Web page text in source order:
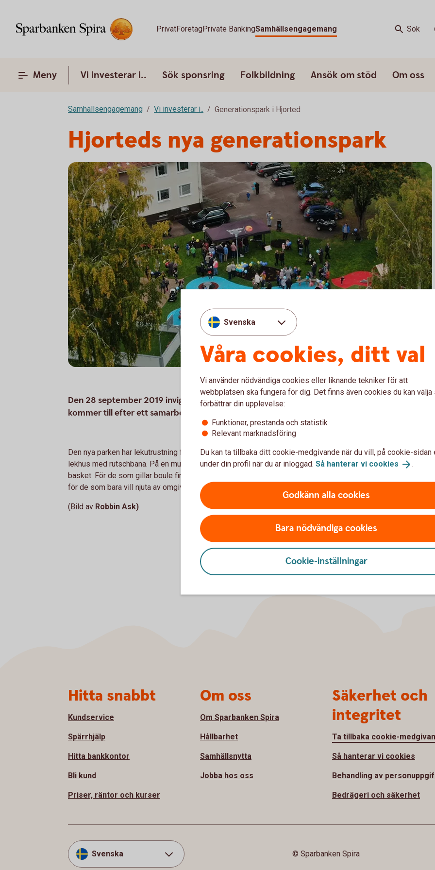
PrivatFöretagPrivate BankingSamhällsengagemang Sök
Meny Vi investerar i.. Sök sponsring Folkbildning Ansök om stöd Om oss
Samhällsengagemang Vi investerar i.. Generationspark i Hjorted
Hjorteds nya generationspark
Den 28 september 2019 invigdes den nya generationsparken i Hjorted! En park som
kommer till efter ett samarbete mellan Hjorted GOIF, Sparbanken och Västerviks kommun.
Den nya parken har lekutrustning för de minsta barnen - så som gungor, sandlåda och
lekhus med rutschbana. På en multiplan kan man även spela fotboll, innebandy och
basket. För de som gillar boule finns även en boulebana och ett lusthus med sittplatser
för de som bara vill njuta av omgivningen.
(Bild av Robbin Ask)
Svenska
Våra cookies, ditt val
Vi använder nödvändiga cookies eller liknande tekniker för att
webbplatsen ska fungera för dig. Det finns även cookies du kan välja
förbättrar din upplevelse:
Funktioner, prestanda och statistik
Relevant marknadsföring
Du kan ta tillbaka ditt cookie-medgivande när du vill, på cookie-sidan
under din profil när du är inloggad. Så hanterar vi cookies .
Godkänn alla cookies
Bara nödvändiga cookies
Cookie-inställningar
Hitta snabbt
Kundservice
Spärrhjälp
Hitta bankkontor
Bli kund
Priser, räntor och kurser
Om oss
Om Sparbanken Spira
Hållbarhet
Samhällsnytta
Jobba hos oss
Säkerhet och
integritet
Ta tillbaka cookie-
Så hanterar vi cookies
Behandling av
Bedrägeri och säkerhet
Svenska © Sparbanken Spira